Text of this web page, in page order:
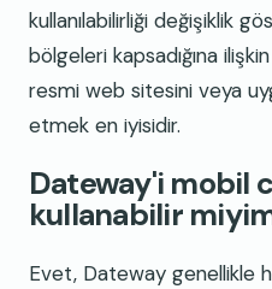
kullanılabilirliği değişiklik
bölgeleri kapsadığına
resmi web sitesini veya
etmek en iyisidir.
Dateway'i mobil
kullanabilir
Evet, Dateway genellikle